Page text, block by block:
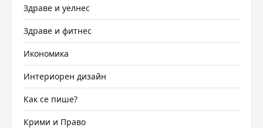
Здраве и уелнес
Здраве и фитнес
Икономика
Интериорен дизайн
Как се пише?
Крими и Право